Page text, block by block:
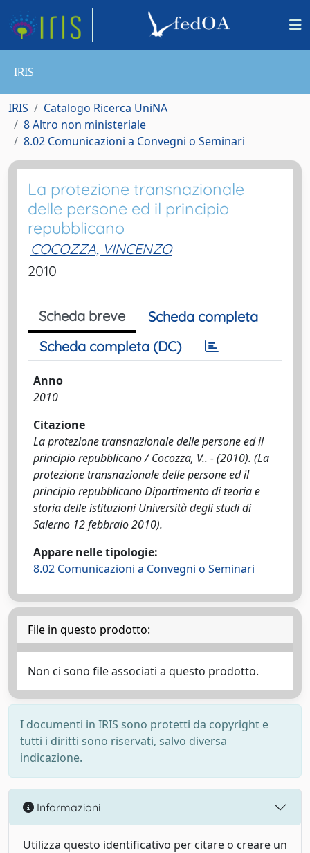
IRIS
IRIS
Catalogo Ricerca UniNA
8 Altro non ministeriale
8.02 Comunicazioni a Convegni o Seminari
La protezione transnazionale
delle persone ed il principio
repubblicano
COCOZZA, VINCENZO
2010
Scheda breve
Scheda completa
Scheda completa (DC)
Anno
2010
Citazione
La protezione transnazionale delle persone ed il
principio repubblicano / Cocozza, V.. - (2010). (La
protezione transnazionale delle persone ed il
principio repubblicano Dipartimento di teoria e
storia delle istituzioni Università degli studi di
Salerno 12 febbraio 2010).
Appare nelle tipologie:
8.02 Comunicazioni a Convegni o Seminari
File in questo prodotto:
Non ci sono file associati a questo prodotto.
I documenti in IRIS sono protetti da copyright e
tutti i diritti sono riservati, salvo diversa
indicazione.
Informazioni
Utilizza questo identificativo per citare o creare un